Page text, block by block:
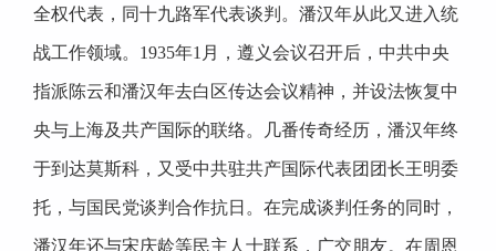
全权代表，同十九路军代表谈判。潘汉年从此又进入统
战工作领域。1935年1月，遵义会议召开后，中共中央
指派陈云和潘汉年去白区传达会议精神，并设法恢复中
央与上海及共产国际的联络。几番传奇经历，潘汉年终
于到达莫斯科，又受中共驻共产国际代表团团长王明委
托，与国民党谈判合作抗日。在完成谈判任务的同时，
潘汉年还与宋庆龄等民主人士联系，广交朋友。在周恩